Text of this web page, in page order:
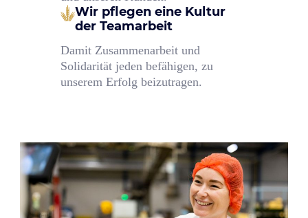
Wir pflegen eine Kultur
der Teamarbeit
Damit Zusammenarbeit und
Solidarität jeden befähigen, zu
unserem Erfolg beizutragen.